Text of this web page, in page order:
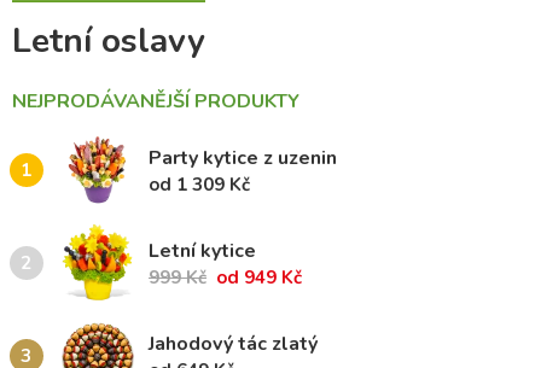
Letní oslavy
NEJPRODÁVANĚJŠÍ PRODUKTY
1 Party kytice z uzenin
od 1 309 Kč
2 Letní kytice
999 Kč od 949 Kč
3 Jahodový tác zlatý